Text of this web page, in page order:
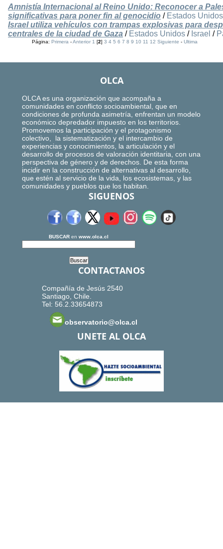
Amnistía Internacional al Reino Unido: Reconocer a
significativas para poner fin al genocidio / Estados Unidos
Israel utiliza vehículos con trampas explosivas para
centrales de la ciudad de Gaza / Estados Unidos / Israel /
Página:Primera -Anterior 1 [2]3 4 5 6 7 8 9 10 11 12 Siguiente -Ultima
OLCA
OLCA es una organización que acompaña a
comunidades en conflicto socioambiental, que en
condiciones de profunda asimetría, enfrentan un modelo
económico depredador impuesto en los territorios.
Promovemos la participación y el protagonismo
colectivo, la sistematización y el intercambio de
experiencias y conocimientos, la articulación y el
desarrollo de procesos de valoración identitaria, con una
perspectiva de género y de derechos. De esta forma
incidir en la construcción de alternativas al desarrollo,
que estén al servicio de la vida, los ecosistemas, y las
comunidades y pueblos que los habitan.
SIGUENOS
BUSCAR en www.olca.cl
CONTACTANOS
Compañía de Jesús 2540
Santiago, Chile.
Tel: 56.2.33654873
observatorio@olca.cl
UNETE AL OLCA